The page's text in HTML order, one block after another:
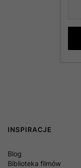
Linki w stopce
INSPIRACJE
Blog
Biblioteka filmów